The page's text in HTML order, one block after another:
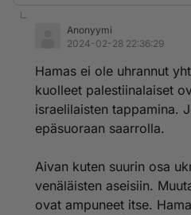
Anonyymi
2024-02-28 22:36:29
Hamas ei ole uhrannut
kuolleet palestiinalaiset
israelilaisten tappamina.
epäsuoraan saarrolla.
Aivan kuten suurin osa
venäläisten aseisiin.
ovat ampuneet itse.